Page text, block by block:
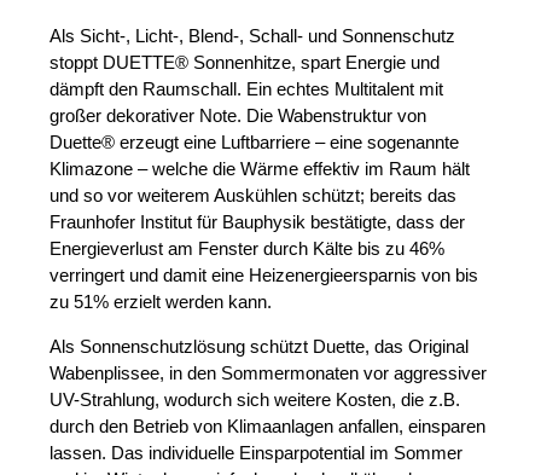
Als Sicht-, Licht-, Blend-, Schall- und Sonnenschutz
stoppt DUETTE® Sonnenhitze, spart Energie und
dämpft den Raumschall. Ein echtes Multitalent mit
großer dekorativer Note. Die Wabenstruktur von
Duette® erzeugt eine Luftbarriere – eine sogenannte
Klimazone – welche die Wärme effektiv im Raum hält
und so vor weiterem Auskühlen schützt; bereits das
Fraunhofer Institut für Bauphysik bestätigte, dass der
Energieverlust am Fenster durch Kälte bis zu 46%
verringert und damit eine Heizenergieersparnis von bis
zu 51% erzielt werden kann.
Als Sonnenschutzlösung schützt Duette, das Original
Wabenplissee, in den Sommermonaten vor aggressiver
UV-Strahlung, wodurch sich weitere Kosten, die z.B.
durch den Betrieb von Klimaanlagen anfallen, einsparen
lassen. Das individuelle Einsparpotential im Sommer